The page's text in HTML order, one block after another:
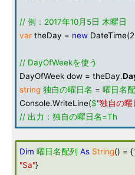
// 例：2017年10月5日 木曜日
var theDay = new
// DayOfWeekを使う
DayOfWeek dow = theDay.
string 独自の曜日名 = 曜日名
Console.WriteLine($"独自の
// 出力：独自の曜日名=Th
Dim 曜日名配列 As String() = {
"Sa"}